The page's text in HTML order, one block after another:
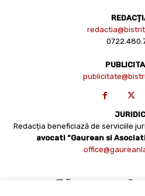
Redacția beneficiază de serviciile
avocati “Gaurean si